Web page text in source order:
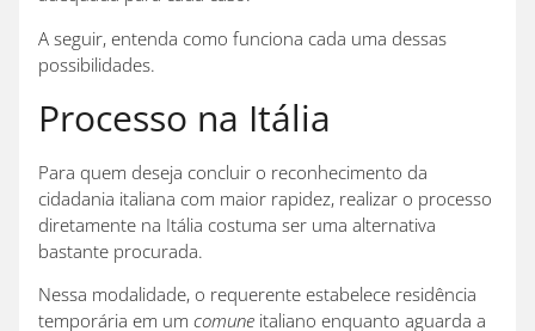
A seguir, entenda como funciona cada uma dessas
possibilidades.
Processo na Itália
Para quem deseja concluir o reconhecimento da
cidadania italiana com maior rapidez, realizar o processo
diretamente na Itália costuma ser uma alternativa
bastante procurada.
Nessa modalidade, o requerente estabelece residência
temporária em um comune italiano enquanto aguarda a